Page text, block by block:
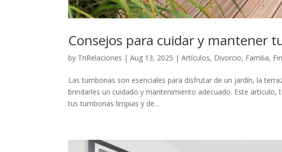
Consejos para cuidar y mantener
by TnRelaciones |Aug 13, 2025 |Artículos, Divorcio, Familia,
Las tumbonas son esenciales para disfrutar de un jardín, la
brindarles un cuidado y mantenimiento adecuado. Este
tus tumbonas limpias y de...